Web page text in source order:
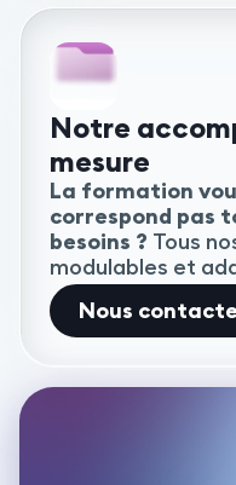
Notre
mesure
La formation
correspond pas
besoins ? Tous
modulables et
Nous